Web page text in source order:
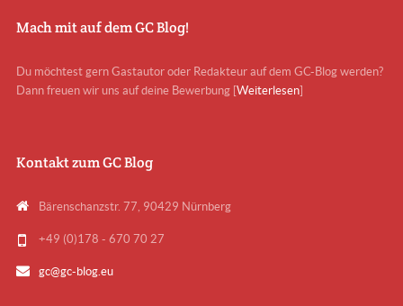
Mach mit auf dem GC Blog!
Du möchtest gern Gastautor oder Redakteur auf dem GC-Blog werden?
Dann freuen wir uns auf deine Bewerbung [Weiterlesen]
Kontakt zum GC Blog
Bärenschanzstr. 77, 90429 Nürnberg
+49 (0)178 - 670 70 27
gc@gc-blog.eu